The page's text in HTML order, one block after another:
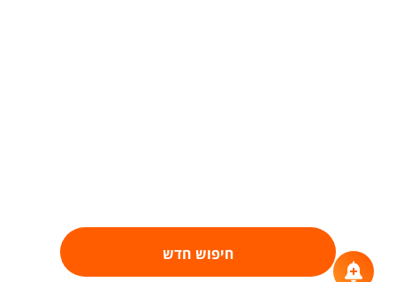
חיפוש חדש